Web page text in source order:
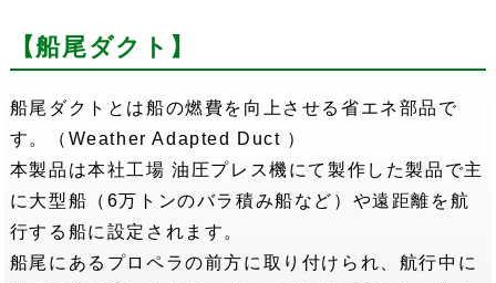
【船尾ダクト】
船尾ダクトとは船の燃費を向上させる省エネ部品で
す。（Weather Adapted Duct ）
本製品は本社工場 油圧プレス機にて製作した製品で主
に大型船（6万トンのバラ積み船など）や遠距離を航
行する船に設定されます。
船尾にあるプロペラの前方に取り付けられ、航行中に